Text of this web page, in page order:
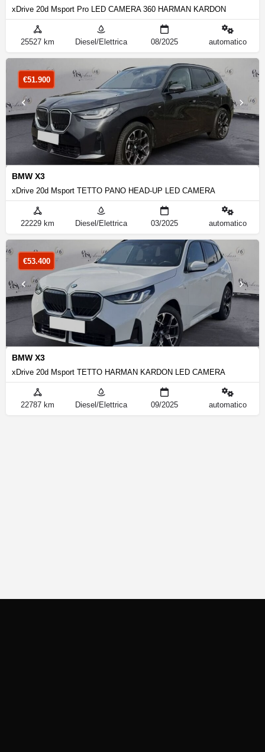
xDrive 20d Msport Pro LED CAMERA 360 HARMAN KARDON
25527 km Diesel/Elettrica 08/2025 automatico
BMW X3
xDrive 20d Msport TETTO PANO HEAD-UP LED CAMERA
€51.900
22229 km Diesel/Elettrica 03/2025 automatico
BMW X3
xDrive 20d Msport TETTO HARMAN KARDON LED CAMERA
€53.400
22787 km Diesel/Elettrica 09/2025 automatico